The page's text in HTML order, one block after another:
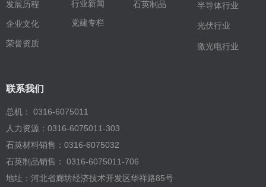
发展历程
企业文化
荣誉资质
行业新闻
党建专栏
石英制品 半导体行业
光伏行业
激光电行业
联系我们
总机： 0316-6075011
人力资源：0316-6075011-303
石英材料销售：0316-6075032
石英制品销售： 0316-6075011-706
地址：河北省廊坊经济技术开发区华祥路85号